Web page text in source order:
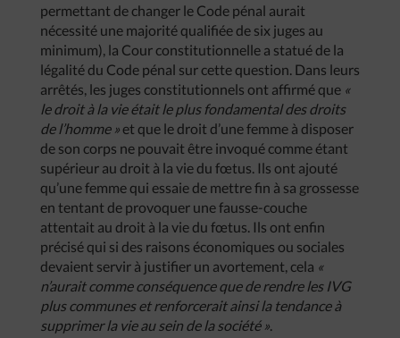
permettant de changer le Code pénal aurait
nécessité une majorité qualifiée de six juges au
minimum), la Cour constitutionnelle a statué de la
légalité du Code pénal sur cette question. Dans leurs
arrêtés, les juges constitutionnels ont affirmé que «
le droit à la vie était le plus fondamental des droits
de l’homme » et que le droit d’une femme à disposer
de son corps ne pouvait être invoqué comme étant
supérieur au droit à la vie du fœtus. Ils ont ajouté
qu’une femme qui essaie de mettre fin à sa grossesse
en tentant de provoquer une fausse-couche
attentait au droit à la vie du fœtus. Ils ont enfin
précisé qui si des raisons économiques ou sociales
devaient servir à justifier un avortement, cela «
n’aurait comme conséquence que de rendre les IVG
plus communes et renforcerait ainsi la tendance à
supprimer la vie au sein de la société ».